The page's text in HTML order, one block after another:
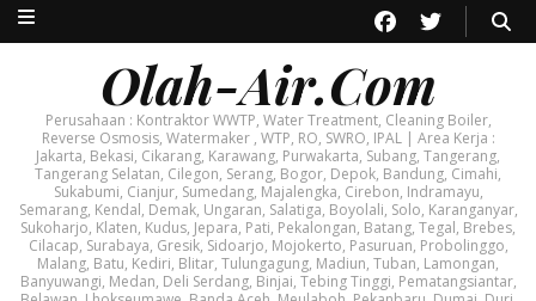
Olah-Air.Com
Perusahaan : Kontraktor WWTP, Water Treatment, Cleaning Boiler,
Reverse Osmosis, Watermaker , WTP, RO, SWRO, IPAL | Area Kerja :
Jakarta, Bekasi, Cikarang, Karawang, Purwakarta, Subang, Tangerang,
Tangerang Selatan, Cilegon, Serang, Bogor, Depok, Bandung, Cimahi,
Sukabumi, Cianjur, Sumedang, Majalengka, Cirebon, Indramayu,
Semarang, Kendal, Demak, Ungaran, Salatiga, Boyolali, Solo, Karanganyar,
Sukoharjo, Klaten, Kudus, Jepara, Pati, Pekalongan, Batang, Tegal, Brebes,
Cilacap, Surabaya, Gresik, Sidoarjo, Mojokerto, Pasuruan, Probolinggo,
Malang, Batu, Kediri, Blitar, Tulungagung, Madiun, Tuban, Lamongan,
Banyuwangi, Medan, Deli Serdang, Binjai, Tebing Tinggi, Pematangsiantar,